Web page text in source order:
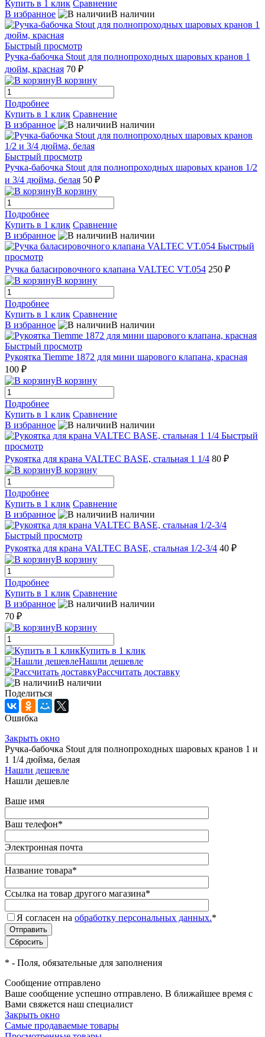
Купить в 1 клик Сравнение
В избранное
В наличии
Быстрый просмотр
Ручка-бабочка Stout для полнопроходных шаровых кранов 1
дюйм, красная 70 ₽
В корзину
Подробнее
Купить в 1 клик Сравнение
В избранное
В наличии
Быстрый просмотр
Ручка-бабочка Stout для полнопроходных шаровых кранов 1/2
и 3/4 дюйма, белая 50 ₽
В корзину
Подробнее
Купить в 1 клик Сравнение
В избранное
В наличии
Быстрый
просмотр
Ручка баласировочного клапана VALTEC VT.054 250 ₽
В корзину
Подробнее
Купить в 1 клик Сравнение
В избранное
В наличии
Быстрый просмотр
Рукоятка Tiemme 1872 для мини шарового клапана, красная
100 ₽
В корзину
Подробнее
Купить в 1 клик Сравнение
В избранное
В наличии
Быстрый
просмотр
Рукоятка для крана VALTEC BASE, стальная 1 1/4 80 ₽
В корзину
Подробнее
Купить в 1 клик Сравнение
В избранное
В наличии
Быстрый просмотр
Рукоятка для крана VALTEC BASE, стальная 1/2-3/4 40 ₽
В корзину
Подробнее
Купить в 1 клик Сравнение
В избранное
В наличии
70 ₽
В корзину
Купить в 1 клик
Нашли дешевле
Рассчитать доставку
В наличии
Поделиться
Ошибка
Закрыть окно
Ручка-бабочка Stout для полнопроходных шаровых кранов 1 и
1 1/4 дюйма, белая
Нашли дешевле
Нашли дешевле
Ваше имя
Ваш телефон*
Электронная почта
Название товара*
Ссылка на товар другого магазина*
Я согласен на обработку персональных данных.*
* - Поля, обязательные для заполнения
Сообщение отправлено
Ваше сообщение успешно отправлено. В ближайшее время с
Вами свяжется наш специалист
Закрыть окно
Самые продаваемые товары